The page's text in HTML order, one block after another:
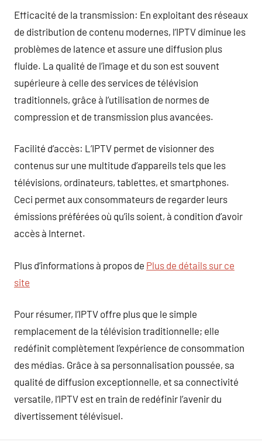
Efficacité de la transmission: En exploitant des réseaux
de distribution de contenu modernes, l’IPTV diminue les
problèmes de latence et assure une diffusion plus
fluide. La qualité de l’image et du son est souvent
supérieure à celle des services de télévision
traditionnels, grâce à l’utilisation de normes de
compression et de transmission plus avancées.
Facilité d’accès: L’IPTV permet de visionner des
contenus sur une multitude d’appareils tels que les
télévisions, ordinateurs, tablettes, et smartphones.
Ceci permet aux consommateurs de regarder leurs
émissions préférées où qu’ils soient, à condition d’avoir
accès à Internet.
Plus d’informations à propos de Plus de détails sur ce
site
Pour résumer, l’IPTV offre plus que le simple
remplacement de la télévision traditionnelle; elle
redéfinit complètement l’expérience de consommation
des médias. Grâce à sa personnalisation poussée, sa
qualité de diffusion exceptionnelle, et sa connectivité
versatile, l’IPTV est en train de redéfinir l’avenir du
divertissement télévisuel.